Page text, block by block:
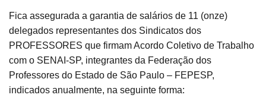
Fica assegurada a garantia de salários de 11 (onze)
delegados representantes dos Sindicatos dos
PROFESSORES que firmam Acordo Coletivo de Trabalho
com o SENAI-SP, integrantes da Federação dos
Professores do Estado de São Paulo – FEPESP,
indicados anualmente, na seguinte forma: